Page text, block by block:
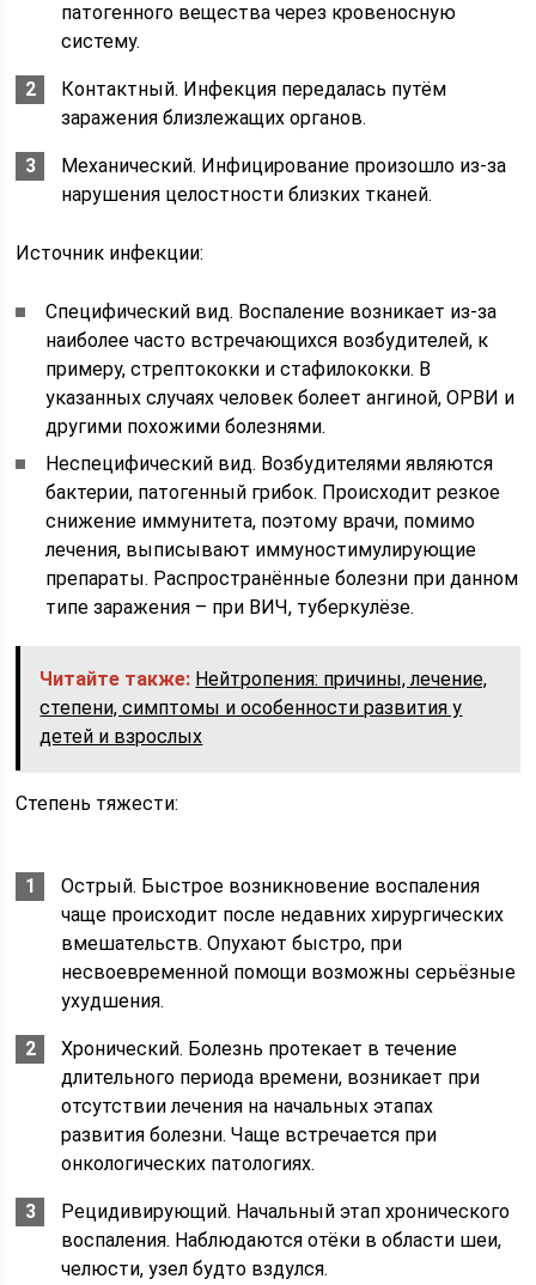
патогенного вещества через кровеносную
систему.
Контактный. Инфекция передалась путём
заражения близлежащих органов.
Механический. Инфицирование произошло из-за
нарушения целостности близких тканей.
Источник инфекции:
Специфический вид. Воспаление возникает из-за
наиболее часто встречающихся возбудителей, к
примеру, стрептококки и стафилококки. В
указанных случаях человек болеет ангиной, ОРВИ и
другими похожими болезнями.
Неспецифический вид. Возбудителями являются
бактерии, патогенный грибок. Происходит резкое
снижение иммунитета, поэтому врачи, помимо
лечения, выписывают иммуностимулирующие
препараты. Распространённые болезни при данном
типе заражения – при ВИЧ, туберкулёзе.
Читайте также: Нейтропения: причины, лечение,
степени, симптомы и особенности развития у
детей и взрослых
Степень тяжести:
Острый. Быстрое возникновение воспаления
чаще происходит после недавних хирургических
вмешательств. Опухают быстро, при
несвоевременной помощи возможны серьёзные
ухудшения.
Хронический. Болезнь протекает в течение
длительного периода времени, возникает при
отсутствии лечения на начальных этапах
развития болезни. Чаще встречается при
онкологических патологиях.
Рецидивирующий. Начальный этап хронического
воспаления. Наблюдаются отёки в области шеи,
челюсти, узел будто вздулся.